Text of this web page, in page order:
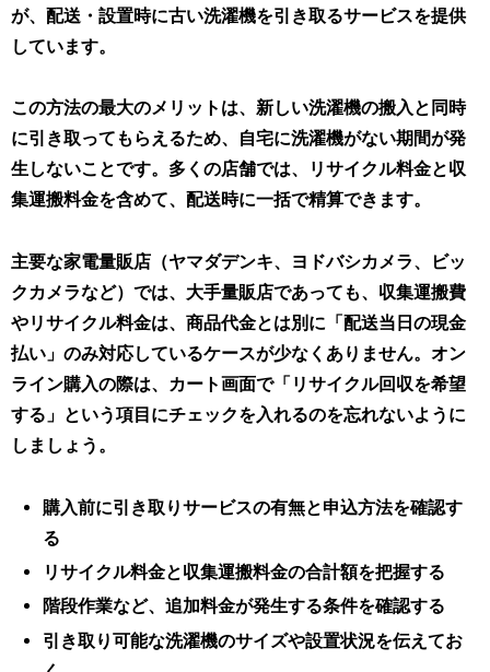
が、配送・設置時に古い洗濯機を引き取るサービスを提供
しています。
この方法の最大のメリットは、新しい洗濯機の搬入と同時
に引き取ってもらえるため、自宅に洗濯機がない期間が発
生しないことです。多くの店舗では、リサイクル料金と収
集運搬料金を含めて、配送時に一括で精算できます。
主要な家電量販店（ヤマダデンキ、ヨドバシカメラ、ビッ
クカメラなど）では、大手量販店であっても、収集運搬費
やリサイクル料金は、商品代金とは別に「配送当日の現金
払い」のみ対応しているケースが少なくありません。オン
ライン購入の際は、カート画面で「リサイクル回収を希望
する」という項目にチェックを入れるのを忘れないように
しましょう。
購入前に引き取りサービスの有無と申込方法を確認す
る
リサイクル料金と収集運搬料金の合計額を把握する
階段作業など、追加料金が発生する条件を確認する
引き取り可能な洗濯機のサイズや設置状況を伝えてお